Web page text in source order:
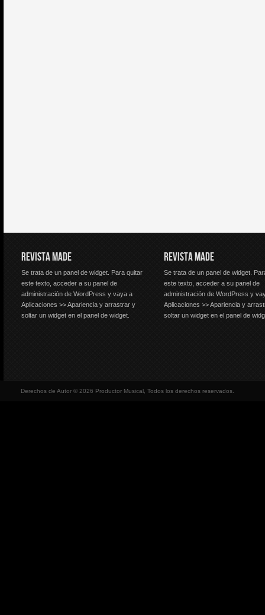
REVISTA MADE
Se trata de un panel de widget. Para quitar
este texto, acceder a su panel de
administración de WordPress y vaya a
Aplicaciones >> Apariencia y arrastrar y
soltar un widget en el panel de widget.
REVISTA MADE
Se trata de un panel de widget.
este texto, acceder a su panel de
administración de WordPress y
Aplicaciones >> Apariencia y
soltar un widget en el panel de
Derechos de Autor © 2026 Productor Musical, Todos los derechos reservados.